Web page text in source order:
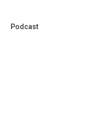
Podcast